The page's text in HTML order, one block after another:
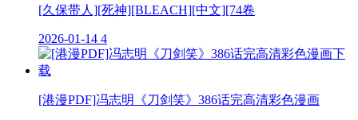
[久保带人][死神][BLEACH][中文][74卷
2026-01-14 4
[港漫PDF]冯志明《刀剑笑》386话完高清彩色漫画